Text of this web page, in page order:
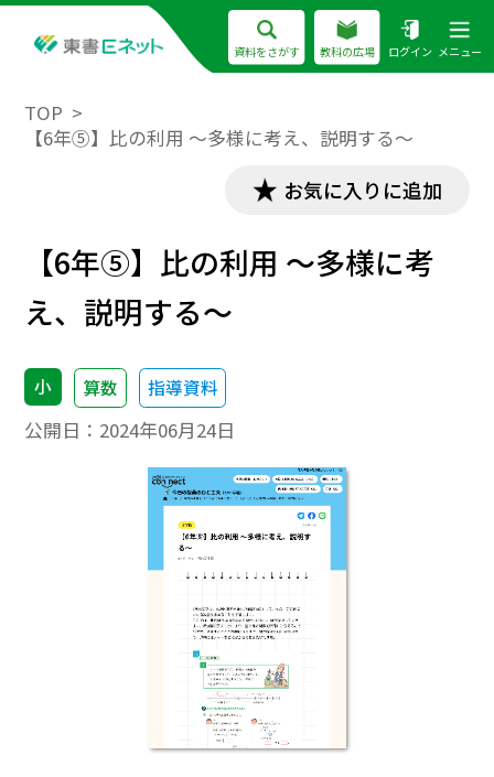
資料をさがす 教科の広場 ログイン メニュー
TOP
【6年⑤】比の利用 ～多様に考え、説明する～
お気に入りに追加
【6年⑤】比の利用 ～多様に考
え、説明する～
小 算数 指導資料
公開日： 2024年06月24日